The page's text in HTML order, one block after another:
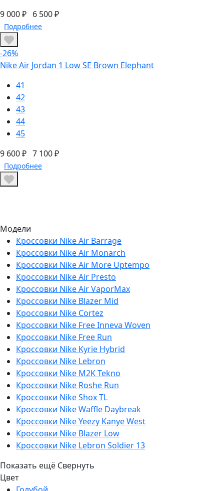
9 000 ₽ 6 500 ₽
Подробнее
-26%
Nike Air Jordan 1 Low SE Brown Elephant
41
42
43
44
45
9 600 ₽ 7 100 ₽
Подробнее
Модели
Кроссовки Nike Air Barrage
Кроссовки Nike Air Monarch
Кроссовки Nike Air More Uptempo
Кроссовки Nike Air Presto
Кроссовки Nike Air VaporMax
Кроссовки Nike Blazer Mid
Кроссовки Nike Cortez
Кроссовки Nike Free Inneva Woven
Кроссовки Nike Free Run
Кроссовки Nike Kyrie Hybrid
Кроссовки Nike Lebron
Кроссовки Nike M2K Tekno
Кроссовки Nike Roshe Run
Кроссовки Nike Shox TL
Кроссовки Nike Waffle Daybreak
Кроссовки Nike Yeezy Kanye West
Кроссовки Nike Blazer Low
Кроссовки Nike Lebron Soldier 13
Показать ещё Свернуть
Цвет